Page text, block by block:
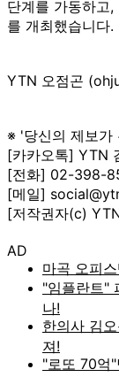
단계를 가동하고
를 개최했습니다.
YTN 오점곤
※ '당신의 제보가
[카카오톡] YTN
[전화] 02-398-
[메일]
[저작권자(c)
AD